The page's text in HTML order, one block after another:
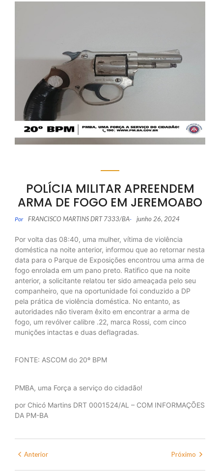
POLÍCIA MILITAR APREENDEM
ARMA DE FOGO EM JEREMOABO
Por FRANCISCO MARTINS DRT 7333/BA- junho 26, 2024
Por volta das 08:40, uma mulher, vítima de violência
doméstica na noite anterior, informou que ao retornar nesta
data para o Parque de Exposições encontrou uma arma de
fogo enrolada em um pano preto. Ratifico que na noite
anterior, a solicitante relatou ter sido ameaçada pelo seu
companheiro, que na oportunidade foi conduzido a DP
pela prática de violência doméstica. No entanto, as
autoridades não tiveram êxito em encontrar a arma de
fogo, um revólver calibre .22, marca Rossi, com cinco
munições intactas e duas deflagradas.
FONTE: ASCOM do 20º BPM
PMBA, uma Força a serviço do cidadão!
por Chicó Martins DRT 0001524/AL – COM INFORMAÇÕES
DA PM-BA
Anterior Próximo